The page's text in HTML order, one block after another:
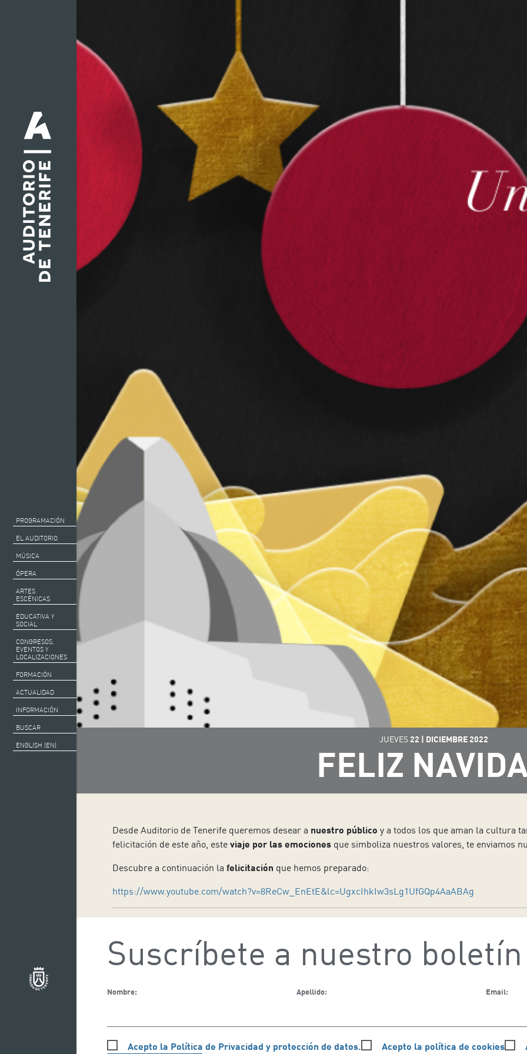
PROGRAMACIÓN
EL AUDITORIO
MÚSICA
ÓPERA
ARTES
ESCÉNICAS
EDUCATIVA Y
SOCIAL
CONGRESOS,
EVENTOS Y
LOCALIZACIONES
FORMACIÓN
ACTUALIDAD
INFORMACIÓN
BUSCAR
ENGLISH (EN)
JUEVES 22 | DICIEMBRE 2022
FELIZ
Desde Auditorio de Tenerife queremos desear a nuestro público y a todos los que aman la cultura
felicitación de este año, este viaje por las emocionesque simboliza nuestros valores, te enviamos
Descubre a continuación la felicitación que hemos preparado:
https://www.youtube.com/watch?v=8ReCw_EnEtE&lc=UgxcIhkIw3sLg1UfGQp4AaABAg
Suscríbete a nuestro boletín
Nombre: Apellido: Email:
Acepto la Política de Privacidad y protección de datos. Acepto la política de cookies